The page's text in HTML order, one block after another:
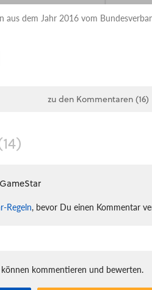
aus dem Jahr 2016 vom
zu den Kommentaren (16)
Regeln, bevor Du einen Kommentar
kommentieren und bewerten.